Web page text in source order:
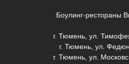
Боулинг-рестораны
г. Тюмень, ул.
г. Тюмень, ул.
г. Тюмень, ул.